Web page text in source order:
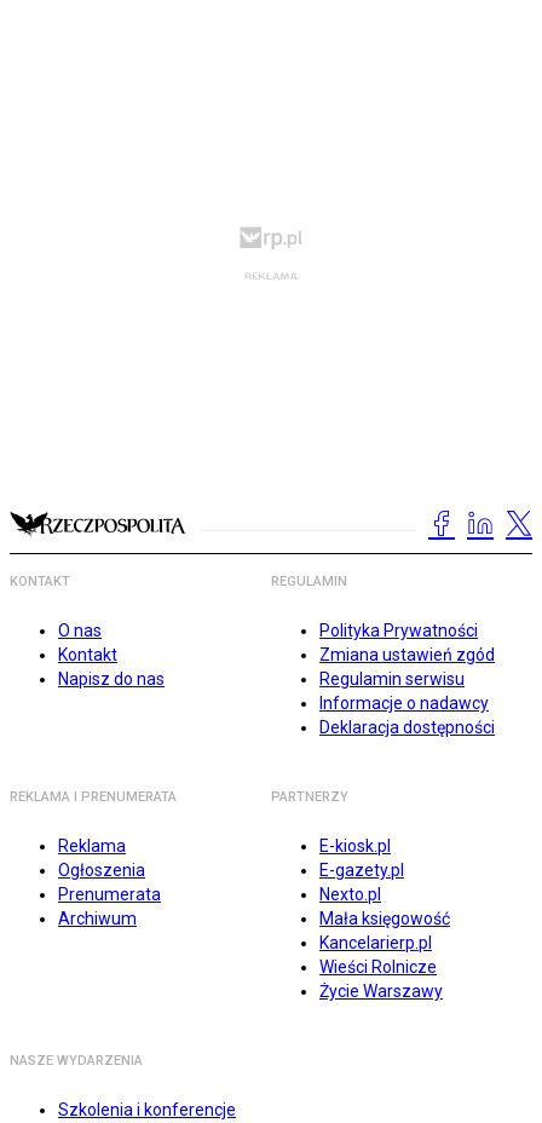
KONTAKT
O nas
Kontakt
Napisz do nas
REGULAMIN
Polityka Prywatności
Zmiana ustawień zgód
Regulamin serwisu
Informacje o nadawcy
Deklaracja dostępności
REKLAMA I PRENUMERATA
Reklama
Ogłoszenia
Prenumerata
Archiwum
PARTNERZY
E-kiosk.pl
E-gazety.pl
Nexto.pl
Mała księgowość
Kancelarierp.pl
Wieści Rolnicze
Życie Warszawy
NASZE WYDARZENIA
Szkolenia i konferencje